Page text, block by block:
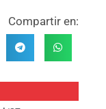
Compartir en: